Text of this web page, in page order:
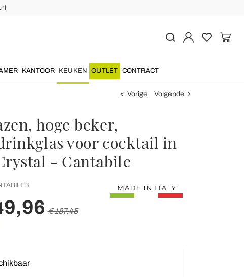
KANTOOR KEUKEN OUTLET CONTRACT
Vorige Volgende
hoge beker,
voor cocktail in
- Cantabile
€ 187,45